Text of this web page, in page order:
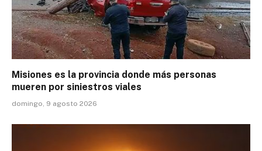
Misiones es la provincia donde más personas
mueren por siniestros viales
domingo, 9 agosto 2026